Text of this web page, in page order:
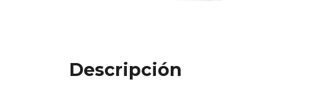
Descripción